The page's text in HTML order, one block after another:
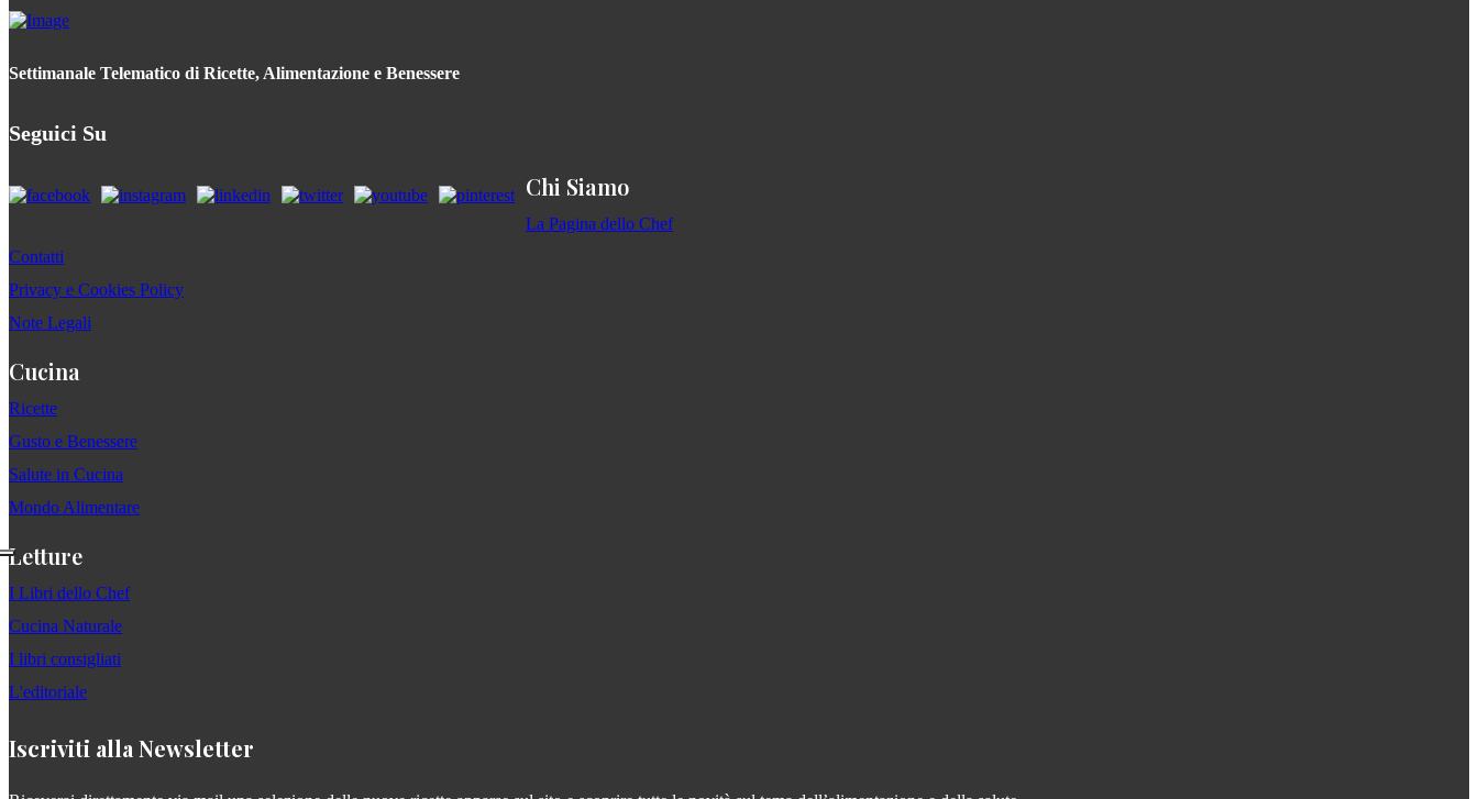
Settimanale Telematico di Ricette, Alimentazione e Benessere
Seguici Su
Chi Siamo
La Pagina dello Chef
Contatti
Privacy e Cookies Policy
Note Legali
Cucina
Ricette
Gusto e Benessere
Salute in Cucina
Mondo Alimentare
Letture
I Libri dello Chef
Cucina Naturale
I libri consigliati
L'editoriale
Iscriviti alla Newsletter